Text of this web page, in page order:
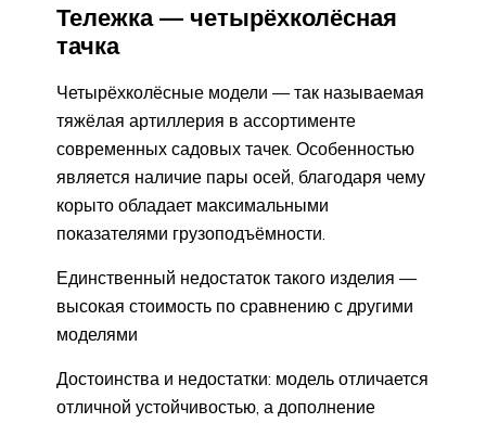
Тележка — четырёхколёсная
тачка
Четырёхколёсные модели — так называемая
тяжёлая артиллерия в ассортименте
современных садовых тачек. Особенностью
является наличие пары осей, благодаря чему
корыто обладает максимальными
показателями грузоподъёмности.
Единственный недостаток такого изделия —
высокая стоимость по сравнению с другими
моделями
Достоинства и недостатки: модель отличается
отличной устойчивостью, а дополнение